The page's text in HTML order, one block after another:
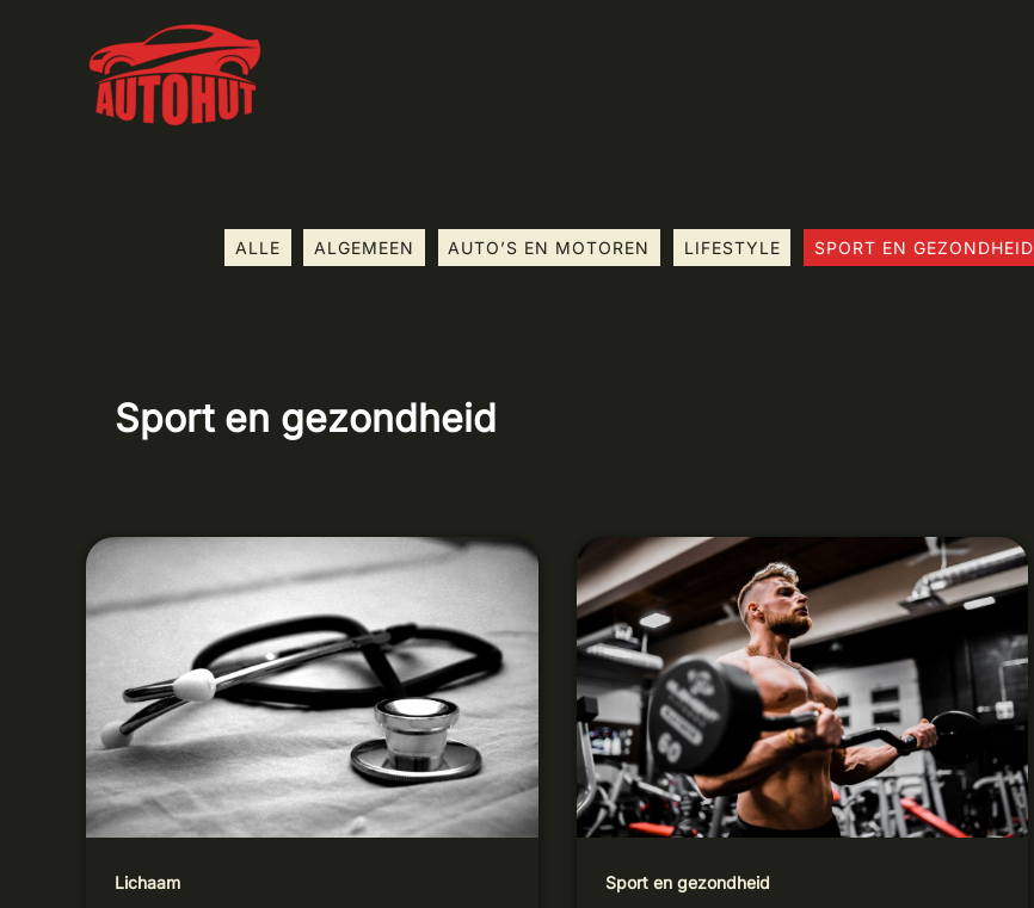
posts
by
category
ALLE ALGEMEEN AUTO’S EN MOTOREN LIFESTYLE SPORT EN GEZONDHEID
Sport en gezondheid
Lichaam
APPS
GEZONDHEID:
WAT
JE
ERMEE
EN
HOE
KIES
JE
DE
JUISTE?
Sport en gezondheid
CURAÇAO
VERSUS
JAMAICA:
HOE
HET
EILAND
VOETBALHISTORIE
SCHREEF